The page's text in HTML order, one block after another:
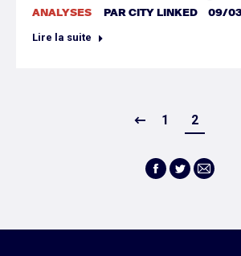
ANALYSES PARCITY LINKED 09/
Lire la suite
1 2
Facebook
Twitter
E-